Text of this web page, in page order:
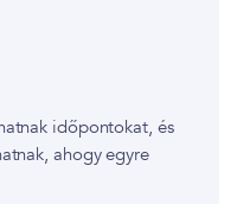
időpontokat, és
ahogy egyre